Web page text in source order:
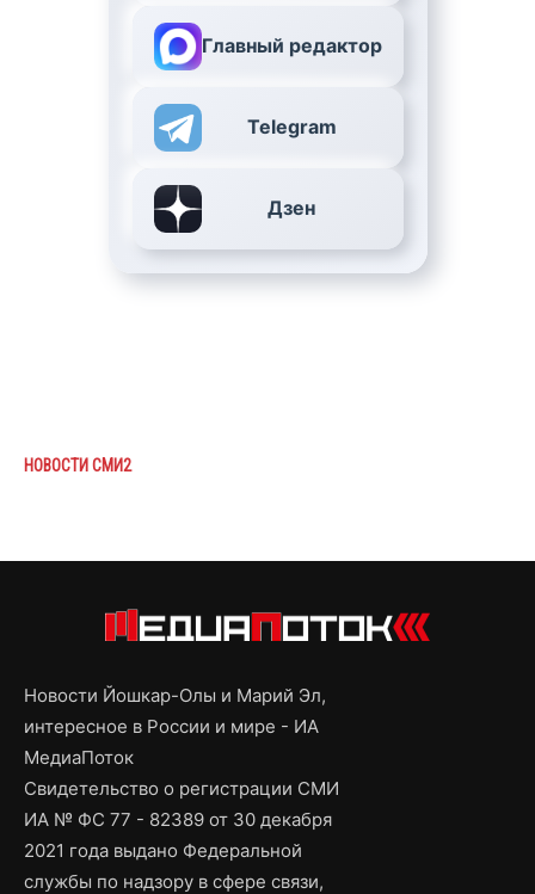
Главный редактор
Telegram
Дзен
НОВОСТИ СМИ2
Новости Йошкар-Олы и Марий Эл,
интересное в России и мире - ИА
МедиаПоток
Свидетельство о регистрации СМИ
ИА № ФС 77 - 82389 от 30 декабря
2021 года выдано Федеральной
службы по надзору в сфере связи,